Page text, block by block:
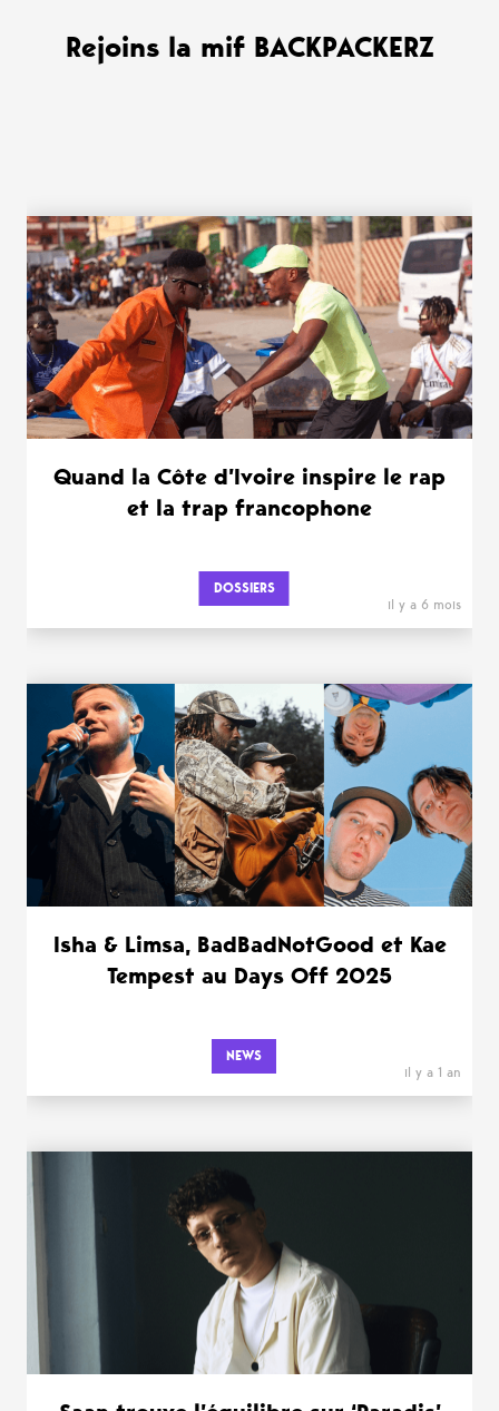
Rejoins la mif BACKPACKERZ
WANT MORE ?
Quand la Côte d’Ivoire inspire le rap
et la trap francophone
DOSSIERS
il y a 6 mois
Isha & Limsa, BadBadNotGood et Kae
Tempest au Days Off 2025
NEWS
il y a 1 an